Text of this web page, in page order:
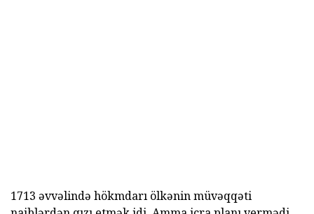
1713 əvvəlində hökmdarı ölkənin müvəqqəti